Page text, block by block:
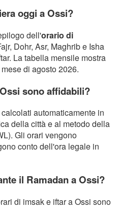
oggi a Ossi?
dell'orario di
Dohr, Asr, Maghrib e Isha
La tabella mensile mostra
di agosto 2026.
sono affidabili?
automaticamente in
della città e al metodo della
Gli orari vengono
conto dell'ora legale in
il Ramadan a Ossi?
di imsak e iftar a Ossi sono